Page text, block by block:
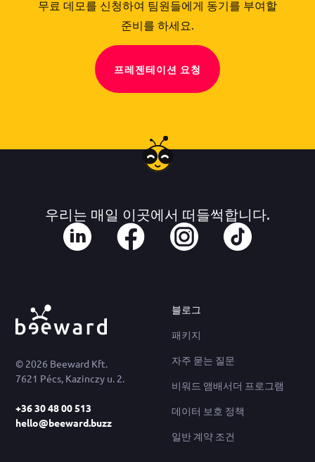
무료 데모를 신청하여 팀원들에게 동기를 부여할
준비를 하세요.
프레젠테이션 요청
© 2026 Beeward Kft.
7621 Pécs, Kazinczy u. 2.
+36 30 48 00 513
hello@beeward.buzz
우리는 매일 이곳에서 떠들썩합니다.
블로그
패키지
자주 묻는 질문
비워드 앰배서더 프로그램
데이터 보호 정책
일반 계약 조건